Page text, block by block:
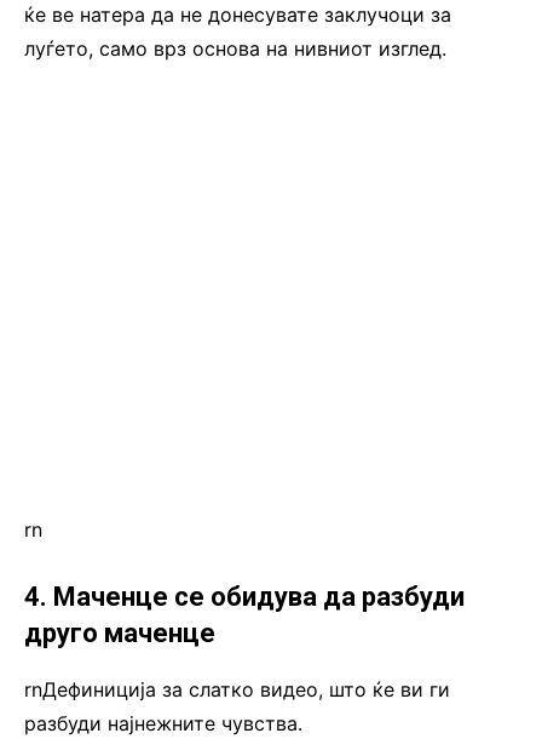
ќе ве натера да не донесувате заклучоци за
луѓето, само врз основа на нивниот изглед.
rn
4. Маченце се обидува да разбуди
друго маченце
rnДефиниција за слатко видео, што ќе ви ги
разбуди најнежните чувства.